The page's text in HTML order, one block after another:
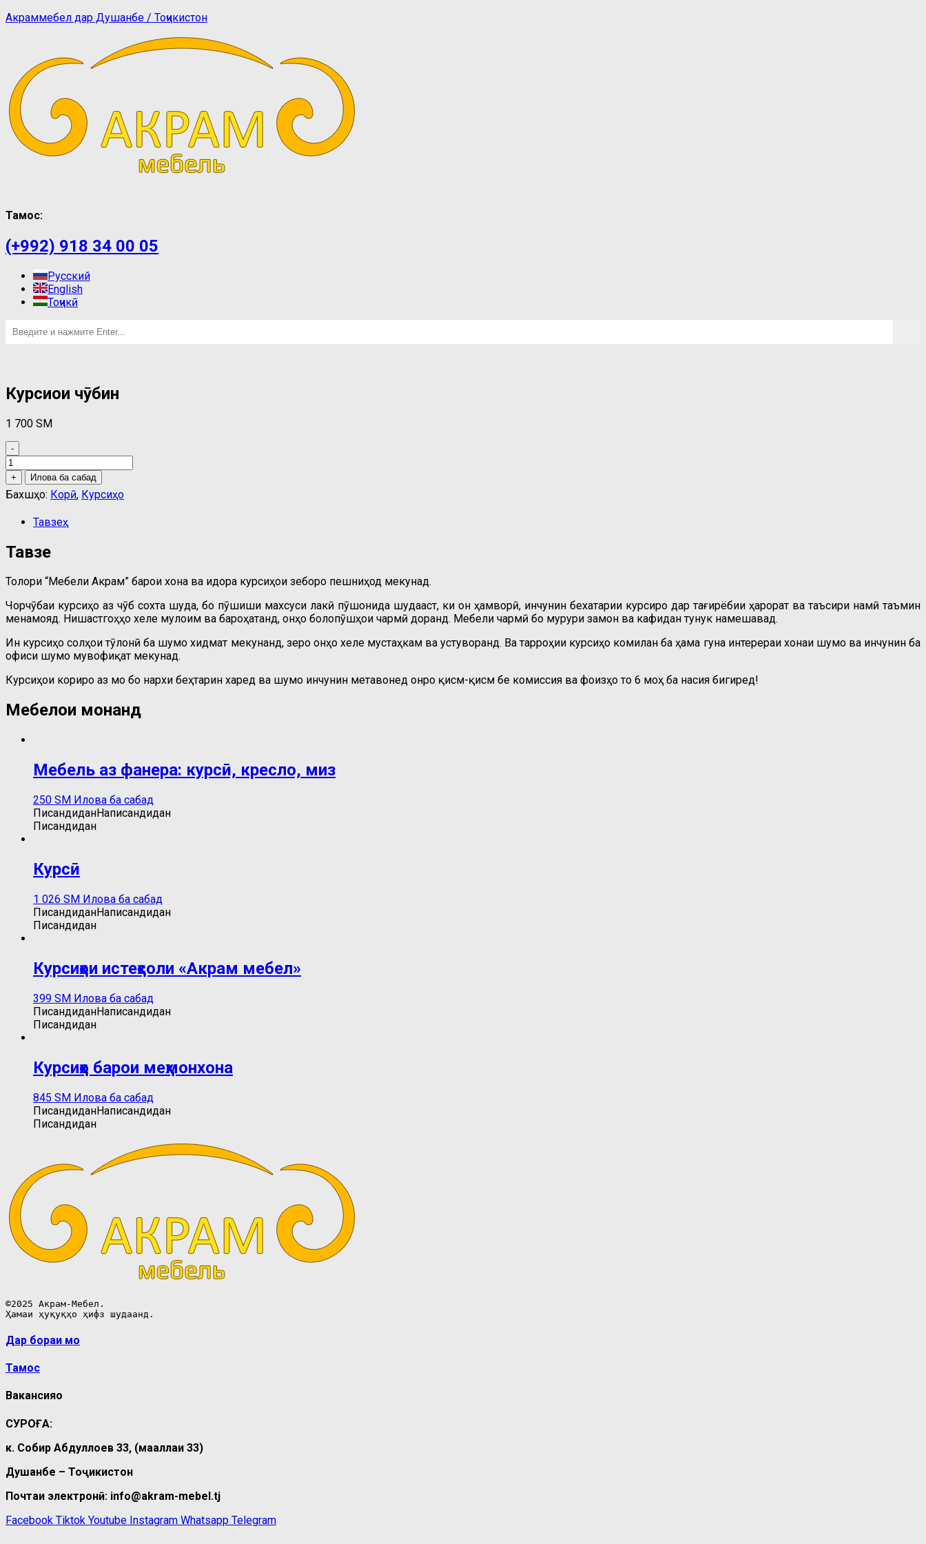
Акраммебел дар Душанбе / Тоҷикистон
Тамос:
(+992) 918 34 00 05
Русский
English
Тоҷикӣ
Курсиҳои чӯбин
1 700 ЅМ
-
Курсиҳои
чӯбин
quantity
+ Илова ба сабад
Бахшҳо: Корӣ, Курсиҳо
Тавзеҳ
Тавзеҳ
Толори “Мебели Акрам” барои хона ва идора курсиҳои зеборо пешниҳод мекунад.
Чорчӯбаи курсиҳо аз чӯб сохта шуда, бо пӯшиши махсуси лакӣ пӯшонида шудааст, ки он ҳамворӣ, инчунин бехатарии курсиро дар тағирёбии ҳарорат ва таъсири намӣ таъмин
менамояд. Нишастгоҳҳо хеле мулоим ва бароҳатанд, онҳо болопӯшҳои чармӣ доранд. Мебели чармӣ бо мурури замон ва кафидан тунук намешавад.
Ин курсиҳо солҳои тӯлонӣ ба шумо хидмат мекунанд, зеро онҳо хеле мустаҳкам ва устуворанд. Ва тарроҳии курсиҳо комилан ба ҳама гуна интерераи хонаи шумо ва инчунин ба
офиси шумо мувофиқат мекунад.
Курсиҳои кориро аз мо бо нархи беҳтарин харед ва шумо инчунин метавонед онро қисм-қисм бе комиссия ва фоизҳо то 6 моҳ ба насия бигиред!
Мебелҳои монанд
Мебель аз фанера: курсӣ, кресло, миз
250 ЅМ Илова ба сабад
ПисандиданНаписандидан
Писандидан
Курсӣ
1 026 ЅМ Илова ба сабад
ПисандиданНаписандидан
Писандидан
Курсиҳои истеҳсоли «Акрам мебел»
399 ЅМ Илова ба сабад
ПисандиданНаписандидан
Писандидан
Курсиҳо барои меҳмонхона
845 ЅМ Илова ба сабад
ПисандиданНаписандидан
Писандидан
©2025 Акрам-Мебел.
Ҳамаи ҳуқуқҳо ҳифз шудаанд.
Дар бораи мо
Тамос
Вакансияҳо
СУРОҒА:
к. Собир Абдуллоев 33, (маҳаллаи 33)
Душанбе – Тоҷикистон
Почтаи электронӣ: info@akram-mebel.tj
Facebook Tiktok Youtube Instagram Whatsapp Telegram